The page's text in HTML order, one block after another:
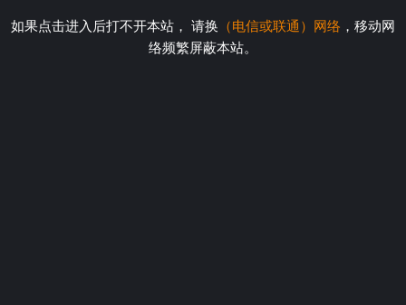
如果点击进入后打不开本站， 请换 （电信或联通）网络 ，移动网
络频繁屏蔽本站。